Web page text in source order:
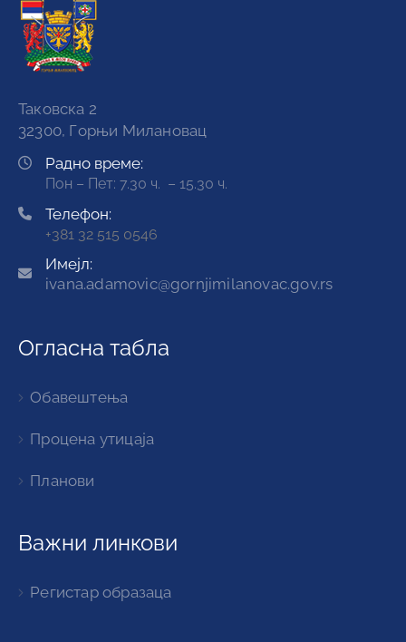
Таковска 2
32300, Горњи Милановац
Радно време:
Пон – Пет: 7.30 ч. – 15.30 ч.
Телефон:
+381 32 515 0546
Имејл:
ivana.adamovic@gornjimilanovac.gov.rs
Огласна табла
Обавештења
Процена утицаја
Планови
Важни линкови
Регистар образаца